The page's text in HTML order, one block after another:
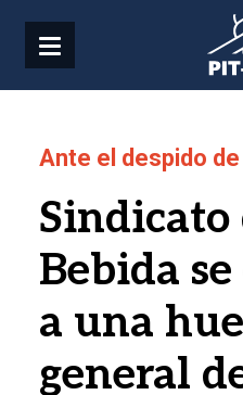
Ante el despido
Sindicato
Bebida
a una
general